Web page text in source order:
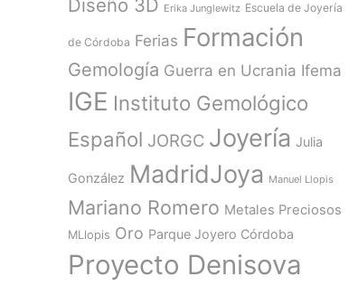
Diseño 3D Erika Junglewitz Escuela de Joyería
de Córdoba Ferias Formación
Gemología Guerra en Ucrania Ifema
IGE Instituto Gemológico
Español JORGC Joyería Julia
González MadridJoya Manuel Llopis
Mariano Romero Metales Preciosos
MLlopis Oro Parque Joyero Córdoba
Proyecto Denisova